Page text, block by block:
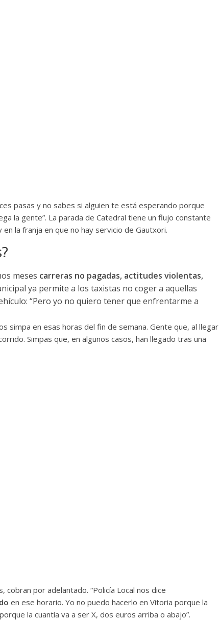
pasas y no sabes si alguien te está esperando porque
la gente”. La parada de Catedral tiene un flujo constante
la franja en que no hay servicio de Gautxori.
meses carreras no pagadas, actitudes violentas,
ya permite a los taxistas no coger a aquellas
“Pero yo no quiero tener que enfrentarme a
simpa en esas horas del fin de semana. Gente que, al llegar
Simpas que, en algunos casos, han llegado tras una
por adelantado. “Policía Local nos dice
en ese horario. Yo no puedo hacerlo en Vitoria porque la
la cuantía va a ser X, dos euros arriba o abajo”.